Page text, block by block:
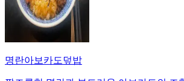
명란아보카도덮밥